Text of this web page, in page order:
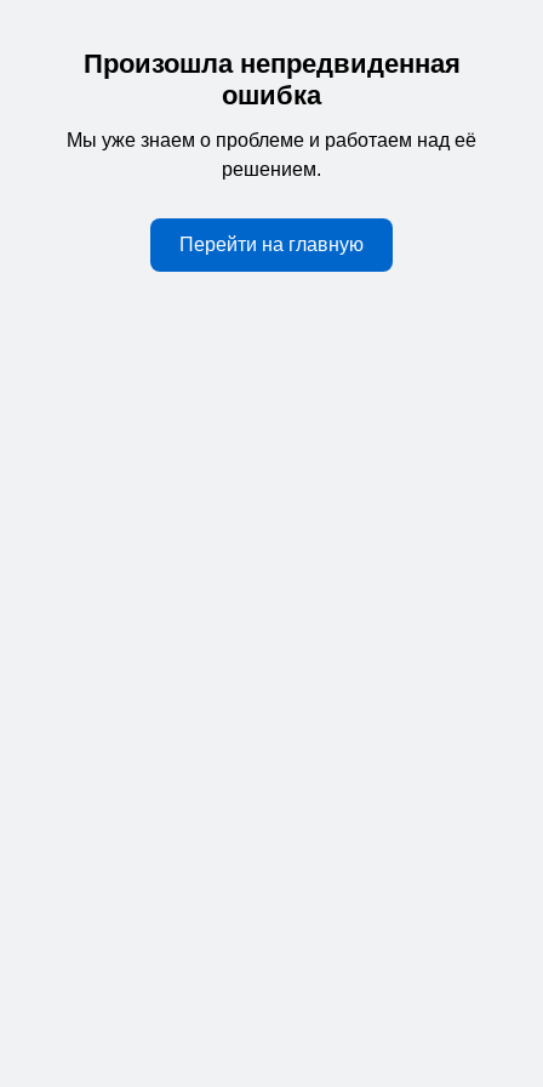
Произошла непредвиденная
ошибка
Мы уже знаем о проблеме и работаем над её
решением.
Перейти на главную